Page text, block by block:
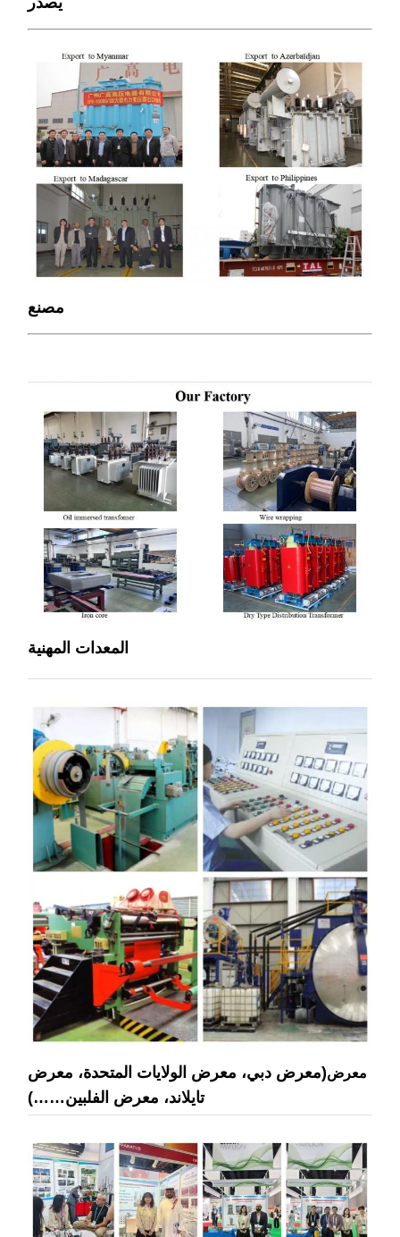
مصنع
المعدات المهنية
معرض(معرض دبي، معرض الولايات المتحدة، معرض
تايلاند، معرض الفلبين……)